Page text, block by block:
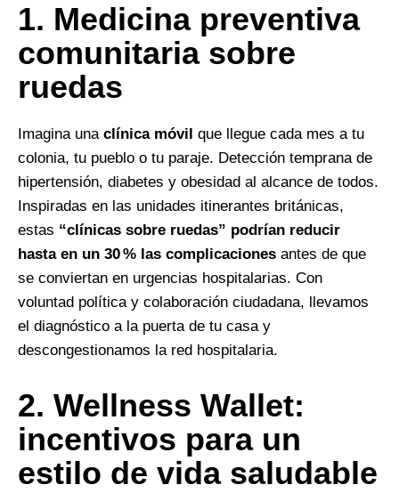
1.⁠ ⁠Medicina preventiva
comunitaria sobre
ruedas
Imagina una clínica móvil que llegue cada mes a tu
colonia, tu pueblo o tu paraje. Detección temprana de
hipertensión, diabetes y obesidad al alcance de todos.
Inspiradas en las unidades itinerantes británicas,
estas “clínicas sobre ruedas” podrían reducir
hasta en un 30 % las complicaciones antes de que
se conviertan en urgencias hospitalarias. Con
voluntad política y colaboración ciudadana, llevamos
el diagnóstico a la puerta de tu casa y
descongestionamos la red hospitalaria.
2.⁠ ⁠Wellness Wallet:
incentivos para un
estilo de vida saludable